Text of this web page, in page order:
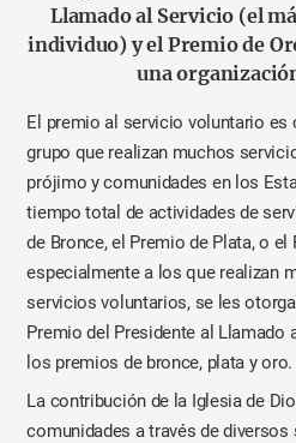
Llamado al Servicio (el
individuo) yel Premio de
una
El premio al servicio voluntario es
grupo que realizan muchos
prójimo y comunidades en los
tiempo total de actividades de
de Bronce, el Premio de Plata, o el
especialmente a los que realizan
servicios voluntarios, se les
Premio del Presidente al Llamado
los premios de bronce, plata y oro.
La contribución de la Iglesia de
comunidades a través de